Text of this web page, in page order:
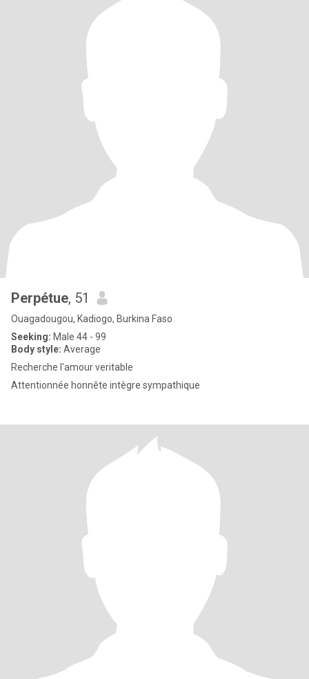
Perpétue, 51
Ouagadougou, Kadiogo, Burkina Faso
Seeking: Male 44 - 99
Body style: Average
Recherche l'amour veritable
Attentionnée honnête intègre sympathique